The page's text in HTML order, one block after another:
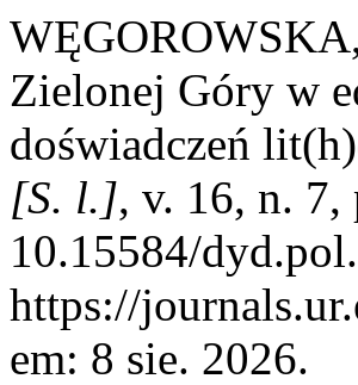
Zielonej Góry w
doświadczeń
[S. l.], v. 16, n.
10.15584/
https://
em: 8 sie. 2026.